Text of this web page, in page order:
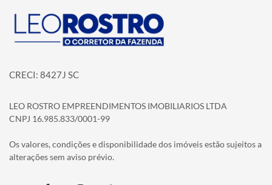
Página inicial
CRECI: 8427J SC
LEO ROSTRO EMPREENDIMENTOS IMOBILIARIOS LTDA
CNPJ 16.985.833/0001-99
Os valores, condições e disponibilidade dos imóveis estão sujeitos a
alterações sem aviso prévio.